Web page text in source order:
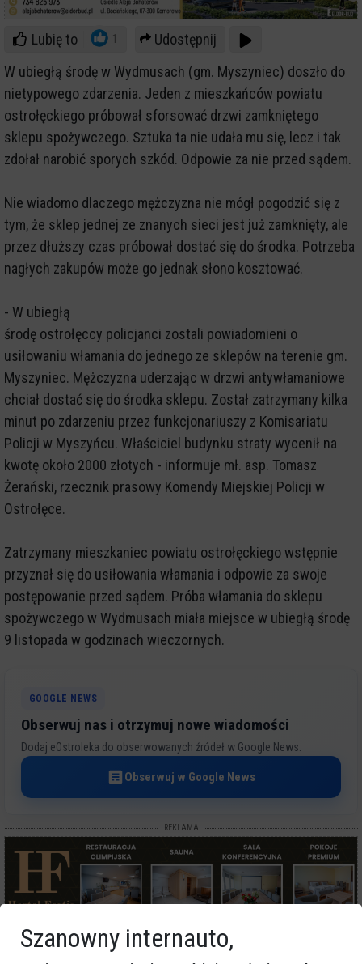
Lubię to 1
Udostępnij
W ubiegłą środę w Wydmusach (gm. Myszyniec) doszło do
nietypowego zdarzenia. Jeden z mieszkańców powiatu
ostrołęckiego próbował sforsować drzwi zamkniętego
sklepu spożywczego. Sztuka ta nie udała mu się, lecz i tak
zdołał narobić sporych szkód. Odpowie za nie przed sądem.
Nie wiadomo dlaczego mężczyzna nie mógł pogodzić się z
tym, że sklep jednej ze znanych sieci jest już zamknięty, ale
przez dłuższy czas próbował dostać się do środka. Potrzeba
nagłych zakupów może go jednak słono kosztować.
- W ubiegłą
środę ostrołęccy policjanci zostali powiadomieni o
usiłowaniu włamania do jednego ze sklepów na terenie gm.
Myszyniec. Mężczyzna uderzając w drzwi antywłamaniowe
chciał dostać się do środka sklepu. Został zatrzymany kilka
minut po zdarzeniu przez funkcjonariuszy z Komisariatu
Policji w Myszyńcu. Właściciel budynku straty wycenił na
kwotę około 2000 złotych - informuje mł. asp. Tomasz
Żerański, rzecznik prasowy Komendy Miejskiej Policji w
Ostrołęce.
Zatrzymany mieszkaniec powiatu ostrołęckiego wstępnie
przyznał się do usiłowania włamania i odpowie za swoje
postępowanie przed sądem. Próba włamania do sklepu
spożywczego w Wydmusach miała miejsce w ubiegłą środę
9 listopada w godzinach wieczornych.
GOOGLE NEWS
Obserwuj nas i otrzymuj nowe wiadomości
Dodaj eOstroleka do obserwowanych źródeł w Google News.
Obserwuj w Google News
REKLAMA
Szanowny internauto,